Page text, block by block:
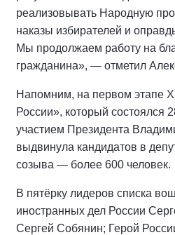
реализовывать Народную
наказы избирателей и
Мы продолжаем работу на
гражданина», — отметил
Напомним, на первом этапе
России», который состоялся
участием Президента
выдвинула кандидатов в
созыва — более 600 человек.
В пятёрку лидеров списка
иностранных дел России
Сергей Собянин; Герой